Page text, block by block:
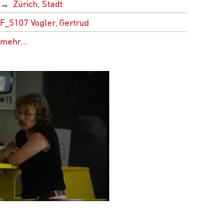
Zürich, Stadt
F_5107 Vogler, Gertrud
mehr…